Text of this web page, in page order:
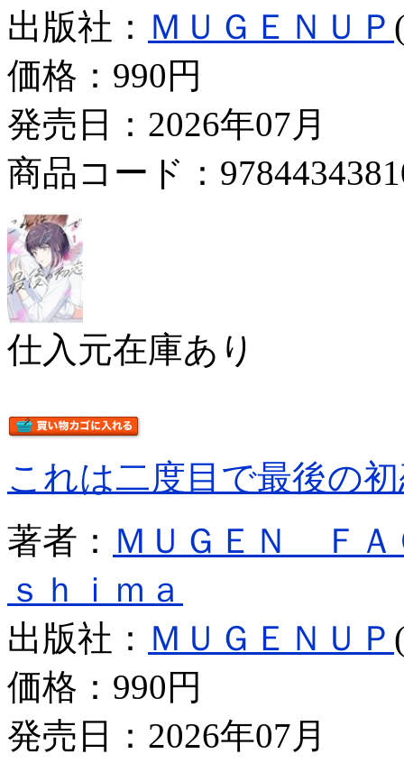
出版社： ＭＵＧＥＮＵＰ
価格： 990円
発売日：2026年07月
商品コード：
仕入元在庫あり
これは二度目で最後の
著者： ＭＵＧＥＮ ＦＡ
ｓｈｉｍａ
出版社： ＭＵＧＥＮＵＰ
価格： 990円
発売日：2026年07月